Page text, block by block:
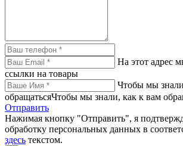
На этот адрес
ссылки на товары
Чтобы мы
обращатьсяЧтобы мы знали, как к вам
Отправить
Нажимая кнопку "Отправить", я
обработку персональных данных в
здесь текстом.